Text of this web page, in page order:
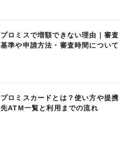
プロミスで増額できない理由｜審査
基準や申請方法・審査時間について
プロミスカードとは？使い方や提携
先ATM一覧と利用までの流れ